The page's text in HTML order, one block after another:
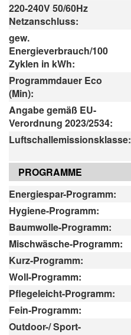
220-240V 50/60Hz
Netzanschluss:
gew.
Energieverbrauch/100
Zyklen in kWh:
Programmdauer Eco
(Min):
Angabe gemäß EU-
Verordnung 2023/2534:
Luftschallemissionsklasse:
PROGRAMME
Energiespar-Programm:
Hygiene-Programm:
Baumwolle-Programm:
Mischwäsche-Programm:
Kurz-Programm:
Woll-Programm:
Pflegeleicht-Programm:
Fein-Programm:
Outdoor-/ Sport-